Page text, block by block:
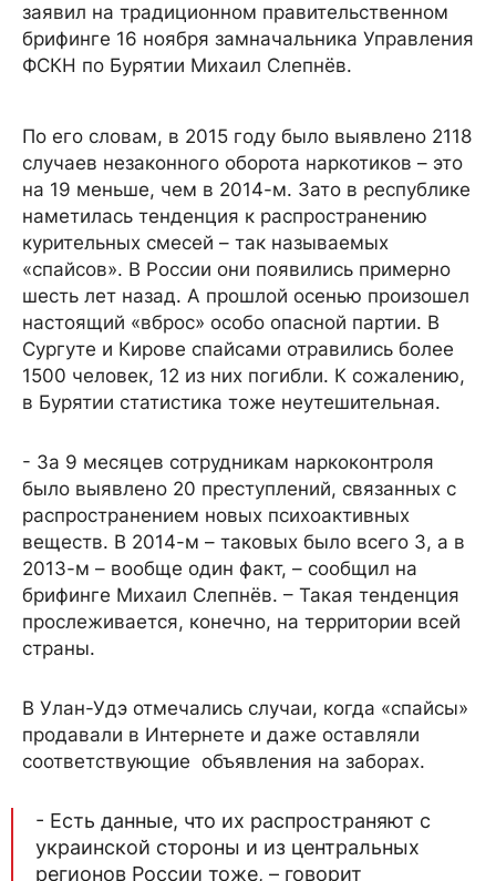
заявил на традиционном правительственном
брифинге 16 ноября замначальника Управления
ФСКН по Бурятии Михаил Слепнёв.
По его словам, в 2015 году было выявлено 2118
случаев незаконного оборота наркотиков – это
на 19 меньше, чем в 2014-м. Зато в республике
наметилась тенденция к распространению
курительных смесей – так называемых
«спайсов». В России они появились примерно
шесть лет назад. А прошлой осенью произошел
настоящий «вброс» особо опасной партии. В
Сургуте и Кирове спайсами отравились более
1500 человек, 12 из них погибли. К сожалению,
в Бурятии статистика тоже неутешительная.
- За 9 месяцев сотрудникам наркоконтроля
было выявлено 20 преступлений, связанных с
распространением новых психоактивных
веществ. В 2014-м – таковых было всего 3, а в
2013-м – вообще один факт, – сообщил на
брифинге Михаил Слепнёв. – Такая тенденция
прослеживается, конечно, на территории всей
страны.
В Улан-Удэ отмечались случаи, когда «спайсы»
продавали в Интернете и даже оставляли
соответствующие объявления на заборах.
- Есть данные, что их распространяют с
украинской стороны и из центральных
регионов России тоже, – говорит